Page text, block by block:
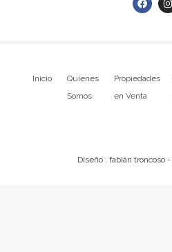
Inicio
Quienes
Somos
Propiedades
en Venta
Diseño : fabián troncoso